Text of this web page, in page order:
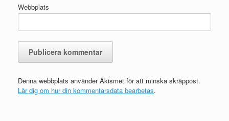
Webbplats
Denna webbplats använder Akismet för att minska skräppost.
Lär dig om hur din kommentarsdata bearbetas.